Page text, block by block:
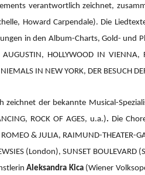
verantwortlich zeichnet,
Howard Carpendale). Die
in den Album-Charts, Gold- und
HOLLYWOOD IN VIENNA,
IN NEW YORK, DER BESUCH
zeichnet der bekannte Musical-
ROCK OF AGES, u.a.). Die
& JULIA, RAIMUND-THEATER-
(London), SUNSET
Aleksandra Kica(Wiener